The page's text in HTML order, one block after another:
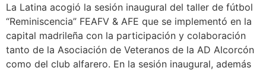
La Latina acogió la sesión inaugural del taller de fútbol
“Reminiscencia” FEAFV & AFE que se implementó en la
capital madrileña con la participación y colaboración
tanto de la Asociación de Veteranos de la AD Alcorcón
como del club alfarero. En la sesión inaugural, además